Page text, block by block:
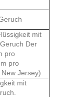
mit
Der
pro
pro
Jersey).
mit